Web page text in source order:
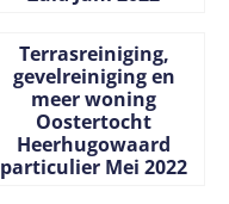
Terrasreiniging,
gevelreiniging en
meer woning
Oostertocht
Heerhugowaard
particulier Mei 2022